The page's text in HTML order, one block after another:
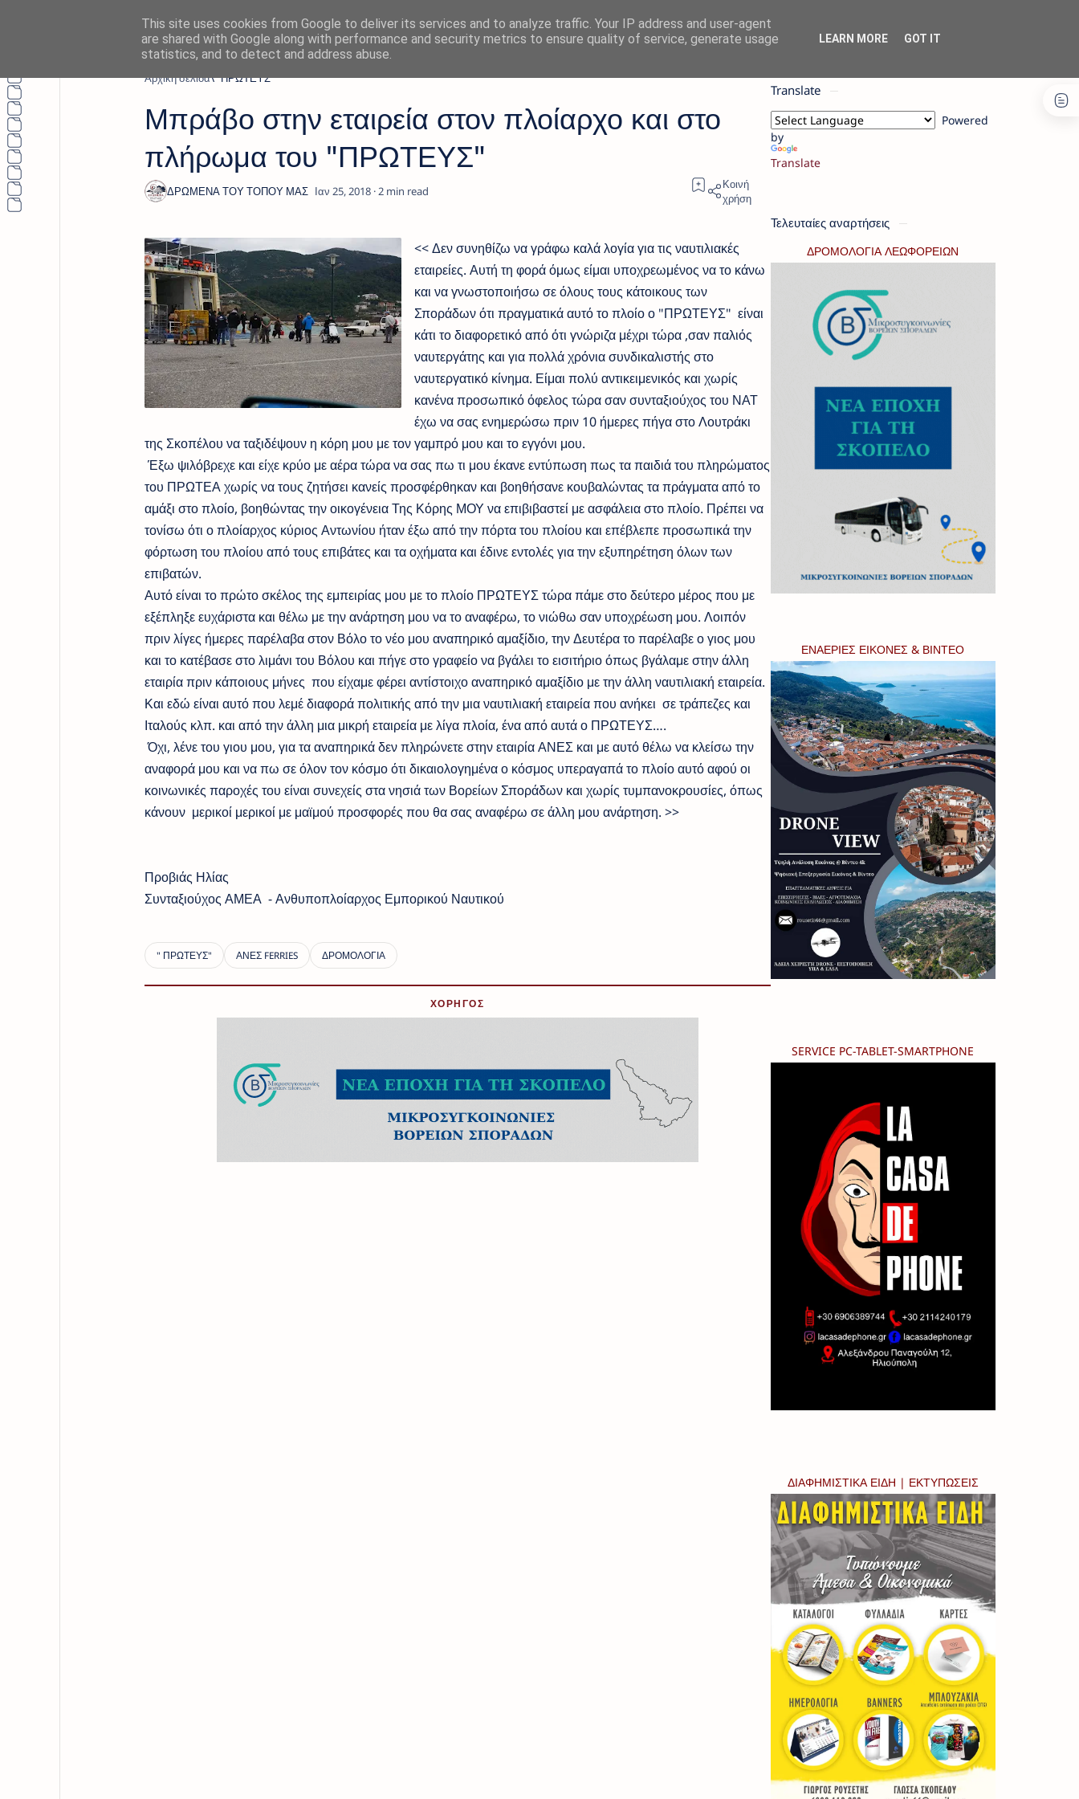
Αρχική σελίδα " ΠΡΩΤΕΥΣ"
Μπράβο στην εταιρεία στον πλοίαρχο και στο
πλήρωμα του "ΠΡΩΤΕΥΣ"
2
<< Δεν συνηθίζω να γράφω καλά λογία για τις ναυτιλιακές
εταιρείες. Αυτή τη φορά όμως είμαι υποχρεωμένος να το κάνω
και να γνωστοποιήσω σε όλους τους κάτοικους των
Σποράδων ότι πραγματικά αυτό το πλοίο ο "ΠΡΩΤΕΥΣ" είναι
κάτι το διαφορετικό από ότι γνώριζα μέχρι τώρα ,σαν παλιός
ναυτεργάτης και για πολλά χρόνια συνδικαλιστής στο
ναυτεργατικό κίνημα. Είμαι πολύ αντικειμενικός και χωρίς
κανένα προσωπικό όφελος τώρα σαν συνταξιούχος του ΝΑΤ
έχω να σας ενημερώσω πριν 10 ήμερες πήγα στο Λουτράκι
της Σκοπέλου να ταξιδέψουν η κόρη μου με τον γαμπρό μου και το εγγόνι μου.
Έξω ψιλόβρεχε και είχε κρύο με αέρα τώρα να σας πω τι μου έκανε εντύπωση πως τα παιδιά του πληρώματος
του ΠΡΩΤΕΑ χωρίς να τους ζητήσει κανείς προσφέρθηκαν και βοηθήσανε κουβαλώντας τα πράγματα από το
αμάξι στο πλοίο, βοηθώντας την οικογένεια Της Κόρης ΜΟΥ να επιβιβαστεί με ασφάλεια στο πλοίο. Πρέπει να
τονίσω ότι ο πλοίαρχος κύριος Αντωνίου ήταν έξω από την πόρτα του πλοίου και επέβλεπε προσωπικά την
φόρτωση του πλοίου από τους επιβάτες και τα οχήματα και έδινε εντολές για την εξυπηρέτηση όλων των
επιβατών.
Αυτό είναι το πρώτο σκέλος της εμπειρίας μου με το πλοίο ΠΡΩΤΕΥΣ τώρα πάμε στο δεύτερο μέρος που με
εξέπληξε ευχάριστα και θέλω με την ανάρτηση μου να το αναφέρω, το νιώθω σαν υποχρέωση μου. Λοιπόν
πριν λίγες ήμερες παρέλαβα στον Βόλο το νέο μου αναπηρικό αμαξίδιο, την Δευτέρα το παρέλαβε ο γιος μου
και το κατέβασε στο λιμάνι του Βόλου και πήγε στο γραφείο να βγάλει το εισιτήριο όπως βγάλαμε στην άλλη
εταιρία πριν κάποιους μήνες που είχαμε φέρει αντίστοιχο αναπηρικό αμαξίδιο με την άλλη ναυτιλιακή εταιρεία.
Και εδώ είναι αυτό που λεμέ διαφορά πολιτικής από την μια ναυτιλιακή εταιρεία που ανήκει σε τράπεζες και
Ιταλούς κλπ. και από την άλλη μια μικρή εταιρεία με λίγα πλοία, ένα από αυτά ο ΠΡΩΤΕΥΣ….
Όχι, λένε του γιου μου, για τα αναπηρικά δεν πληρώνετε στην εταιρία ΑΝΕΣ και με αυτό θέλω να κλείσω την
αναφορά μου και να πω σε όλον τον κόσμο ότι δικαιολογημένα ο κόσμος υπεραγαπά το πλοίο αυτό αφού οι
κοινωνικές παροχές του είναι συνεχείς στα νησιά των Βορείων Σποράδων και χωρίς τυμπανοκρουσίες, όπως
κάνουν μερικοί μερικοί με μαϊμού προσφορές που θα σας αναφέρω σε άλλη μου ανάρτηση. >>
Προβιάς Ηλίας
Συνταξιούχος ΑΜΕΑ - Ανθυποπλοίαρχος Εμπορικού Ναυτικού
ΧΟΡΗΓΟΣ
Translate
Powered
by
Translate
Τελευταίες αναρτήσεις
ΔΡΟΜΟΛΟΓΙΑ ΛΕΩΦΟΡΕΙΩΝ
ΕΝΑΕΡΙΕΣ ΕΙΚΟΝΕΣ & ΒΙΝΤΕΟ
SERVICE PC-TABLET-SMARTPHONE
ΔΙΑΦΗΜΙΣΤΙΚΑ ΕΙΔΗ | ΕΚΤΥΠΩΣΕΙΣ
This site uses cookies from Google to deliver its services and to analyze traffic. Your IP address and user-agent
are shared with Google along with performance and security metrics to ensure quality of service, generate usage
statistics, and to detect and address abuse.
LEARN MORE GOT IT